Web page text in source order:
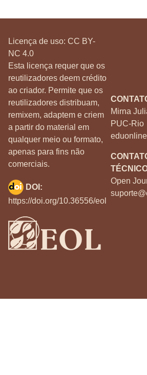
Licença de uso: CC BY-
NC 4.0
Esta licença requer que os
reutilizadores deem crédito
ao criador. Permite que os
reutilizadores distribuam,
remixem, adaptem e criem
a partir do material em
qualquer meio ou formato,
apenas para fins não
comerciais.
Mirna
PUC-Rio
Open
DOI:
https://doi.org/10.36556/eol